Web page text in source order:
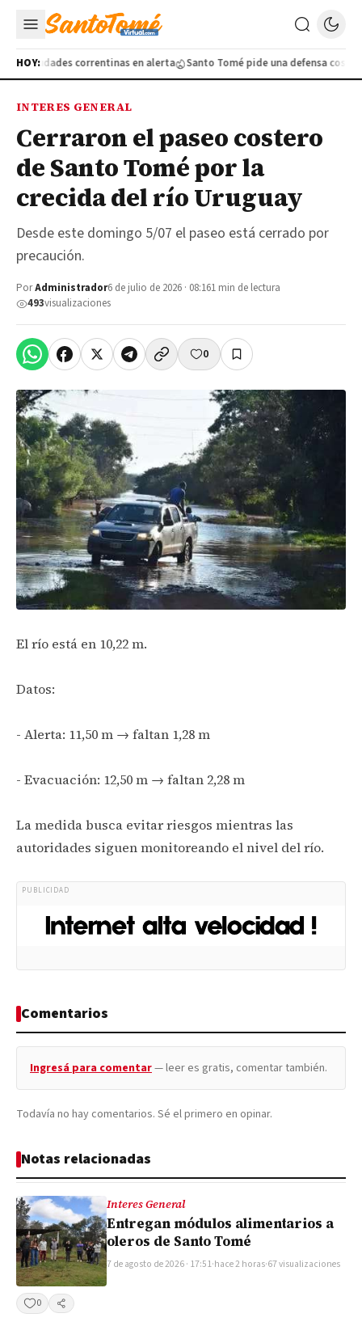
HOY:
ciudades correntinas en alerta Santo Tomé pide una defensa costera
INTERES GENERAL
Cerraron el paseo costero
de Santo Tomé por la
crecida del río Uruguay
Desde este domingo 5/07 el paseo está cerrado por
precaución.
PorAdministrador6 de julio de 2026 · 08:161 min de lectura
493visualizaciones
0
El río está en 10,22 m.
Datos:
- Alerta: 11,50 m → faltan 1,28 m
- Evacuación: 12,50 m → faltan 2,28 m
La medida busca evitar riesgos mientras las
autoridades siguen monitoreando el nivel del río.
PUBLICIDAD
Comentarios
Ingresá para comentar— leer es gratis, comentar también.
Todavía no hay comentarios. Sé el primero en opinar.
Notas relacionadas
Interes General
Entregan módulos alimentarios a
oleros de Santo Tomé
7 de agosto de 2026 · 17:51·hace 2 horas·67 visualizaciones
0 Compartir